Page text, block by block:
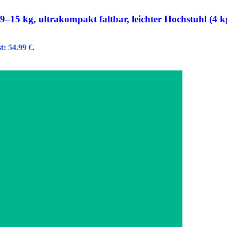
kg, ultrakompakt faltbar, leichter Hochstuhl (4
54.99 €.